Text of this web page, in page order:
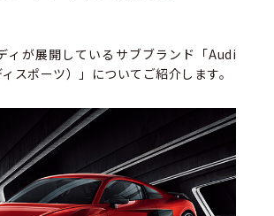
ィが展開しているサブブランド「Audi
スポーツ）」についてご紹介します。